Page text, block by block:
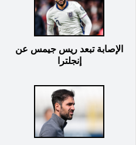
الإصابة تبعد ريس جيمس عن
إنجلترا